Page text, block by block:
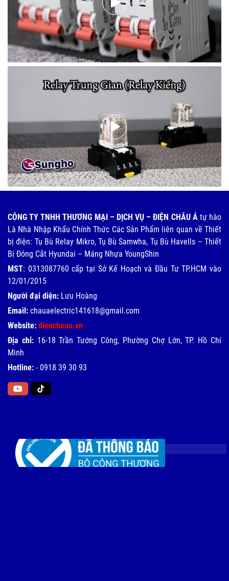
CÔNG TY TNHH THƯƠNG MẠI – DỊCH VỤ – ĐIỆN CHÂU Átự hào
Là Nhà Nhập Khẩu Chính Thức Các Sản Phẩm liên quan về Thiết
bị điện: Tụ Bù Relay Mikro, Tụ Bù Samwha, Tụ Bù Havells – Thiết
Bị Đóng Cắt Hyundai – Máng Nhựa YoungShin
MST: 0313087760 cấp tại Sở Kế Hoạch và Đầu Tư TP.HCM vào
12/01/2015
Người đại diện: Lưu Hoàng
Email: chauaelectric141618@gmail.com
Website: dienchaua.vn
Địa chỉ: 16-18 Trần Tướng Công, Phường Chợ Lớn, TP. Hồ Chí
Minh
Hotline: - 0918 39 30 93